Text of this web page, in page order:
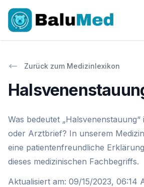
Zurück zum Medizinlexikon
Was bedeutet
oder Arztbrief? In unserem
eine patientenfreundliche
dieses medizinischen Fachbegriffs.
Aktualisiert am: 09/15/2023, 06:14